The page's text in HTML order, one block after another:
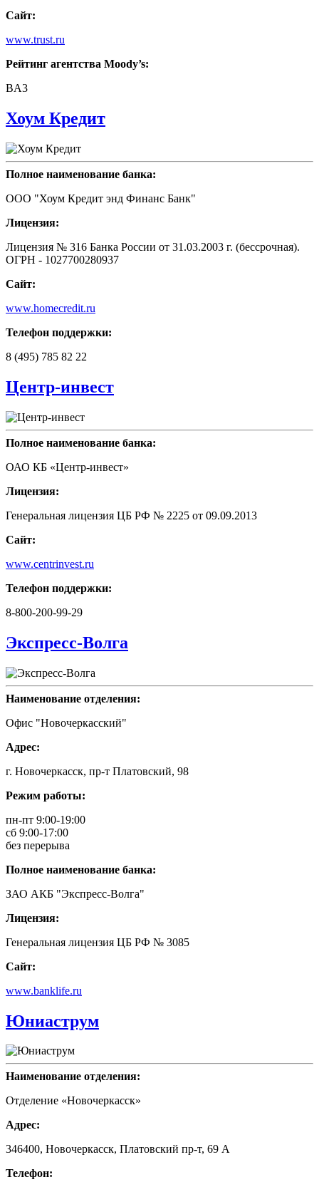
Сайт:
www.trust.ru
Рейтинг агентства Moody’s:
BA3
Хоум Кредит
Полное наименование банка:
ООО "Хоум Кредит энд Финанс Банк"
Лицензия:
Лицензия № 316 Банка России от 31.03.2003 г. (бессрочная).
ОГРН - 1027700280937
Сайт:
www.homecredit.ru
Телефон поддержки:
8 (495) 785 82 22
Центр-инвест
Полное наименование банка:
ОАО КБ «Центр-инвест»
Лицензия:
Генеральная лицензия ЦБ РФ № 2225 от 09.09.2013
Сайт:
www.centrinvest.ru
Телефон поддержки:
8-800-200-99-29
Экспресс-Волга
Наименование отделения:
Офис "Новочеркасский"
Адрес:
г. Новочеркасск, пр-т Платовский, 98
Режим работы:
пн-пт 9:00-19:00
сб 9:00-17:00
без перерыва
Полное наименование банка:
ЗАО АКБ "Экспресс-Волга"
Лицензия:
Генеральная лицензия ЦБ РФ № 3085
Сайт:
www.banklife.ru
Юниаструм
Наименование отделения:
Отделение «Новочеркасск»
Адрес:
346400, Новочеркасск, Платовский пр-т, 69 А
Телефон: